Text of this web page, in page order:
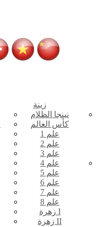
زينة
نينجا الظلام
كأس العالم
علم 1
علم 2
علم 3
علم 4
علم 5
علم 6
علم 7
علم 8
زهرة I
زهرة II